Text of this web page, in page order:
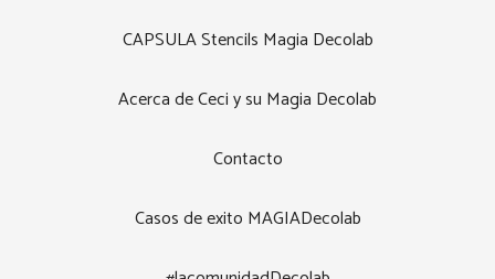
CAPSULA Stencils Magia Decolab
Acerca de Ceci y su Magia Decolab
Contacto
Casos de exito MAGIADecolab